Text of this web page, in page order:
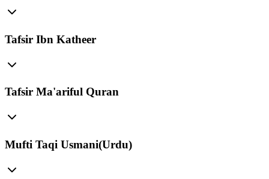
Tafsir Ibn Katheer
Tafsir Ma'ariful Quran
Mufti Taqi Usmani(Urdu)